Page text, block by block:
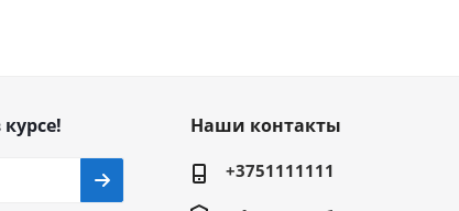
Наши контакты
+3751111111